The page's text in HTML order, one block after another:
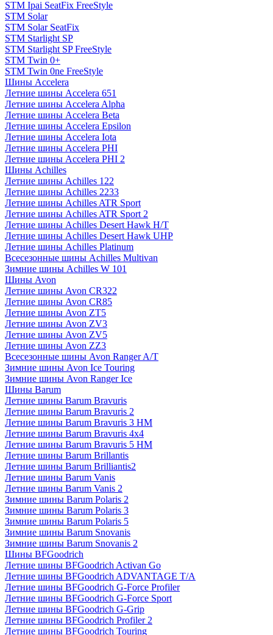
STM Ipai SeatFix FreeStyle
STM Solar
STM Solar SeatFix
STM Starlight SP
STM Starlight SP FreeStyle
STM Twin 0+
STM Twin 0ne FreeStyle
Шины Accelera
Летние шины Accelera 651
Летние шины Accelera Alpha
Летние шины Accelera Beta
Летние шины Accelera Epsilon
Летние шины Accelera Iota
Летние шины Accelera PHI
Летние шины Accelera PHI 2
Шины Achilles
Летние шины Achilles 122
Летние шины Achilles 2233
Летние шины Achilles ATR Sport
Летние шины Achilles ATR Sport 2
Летние шины Achilles Desert Hawk H/T
Летние шины Achilles Desert Hawk UHP
Летние шины Achilles Platinum
Всесезонные шины Achilles Multivan
Зимние шины Achilles W 101
Шины Avon
Летние шины Avon CR322
Летние шины Avon CR85
Летние шины Avon ZT5
Летние шины Avon ZV3
Летние шины Avon ZV5
Летние шины Avon ZZ3
Всесезонные шины Avon Ranger A/T
Зимние шины Avon Ice Touring
Зимние шины Avon Ranger Ice
Шины Barum
Летние шины Barum Bravuris
Летние шины Barum Bravuris 2
Летние шины Barum Bravuris 3 HM
Летние шины Barum Bravuris 4х4
Летние шины Barum Bravuris 5 HM
Летние шины Barum Brillantis
Летние шины Barum Brilliantis2
Летние шины Barum Vanis
Летние шины Barum Vanis 2
Зимние шины Barum Polaris 2
Зимние шины Barum Polaris 3
Зимние шины Barum Polaris 5
Зимние шины Barum Snovanis
Зимние шины Barum Snovanis 2
Шины BFGoodrich
Летние шины BFGoodrich Activan Go
Летние шины BFGoodrich ADVANTAGE T/A
Летние шины BFGoodrich G-Force Profiler
Летние шины BFGoodrich G-Force Sport
Летние шины BFGoodrich G-Grip
Летние шины BFGoodrich Profiler 2
Летние шины BFGoodrich Touring